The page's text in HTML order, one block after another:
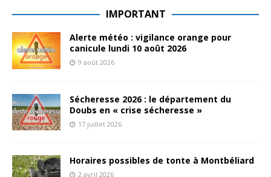
IMPORTANT
Alerte météo : vigilance orange pour
canicule lundi 10 août 2026
9 août 2026
Sécheresse 2026 : le département du
Doubs en « crise sécheresse »
17 juillet 2026
Horaires possibles de tonte à Montbéliard
2 avril 2026